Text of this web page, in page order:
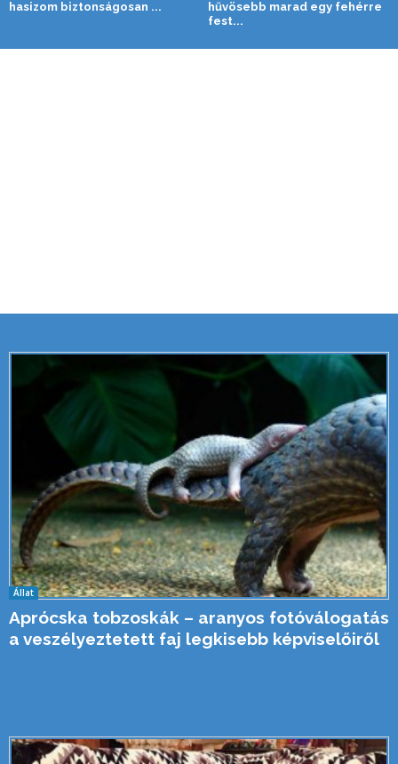
hasizom biztonságosan ...
hűvösebb marad egy fehérre
fest...
Állat
Aprócska tobzoskák – aranyos fotóválogatás
a veszélyeztetett faj legkisebb képviselőiről